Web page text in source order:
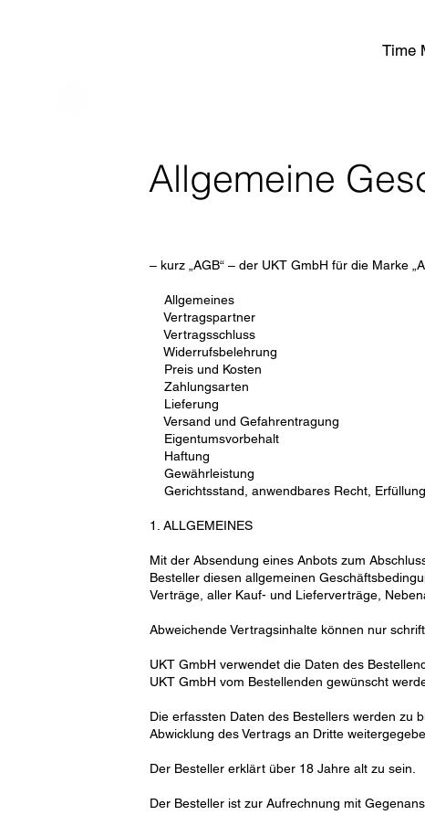
Time
Allgemeine
– kurz „AGB“ – der UKT GmbH für die Marke
Allgemeines
Vertragspartner
Vertragsschluss
Widerrufsbelehrung
Preis und Kosten
Zahlungsarten
Lieferung
Versand und Gefahrentragung
Eigentumsvorbehalt
Haftung
Gewährleistung
Gerichtsstand, anwendbares Recht,
1. ALLGEMEINES
Mit der Absendung eines Anbots zum
Besteller diesen allgemeinen
Verträge, aller Kauf- und Lieferverträge,
Abweichende Vertragsinhalte können nur
UKT GmbH verwendet die Daten des
UKT GmbH vom Bestellenden gewünscht
Die erfassten Daten des Bestellers werden zu
Abwicklung des Vertrags an Dritte
Der Besteller erklärt über 18 Jahre alt zu sein.
Der Besteller ist zur Aufrechnung mit